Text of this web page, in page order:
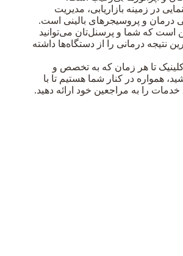
در زمینه بازاریابی، مدیریت
درمان و پروسیجرهای بالینی است.
است که شما و پرسنل‌تان می‌توانید
نتیجه درمانی را از دستگاه‌ها داشته
کلینیک تا هر زمان که به تخصص و
همواره در کنار شما هستیم تا با
خدمات را به مراجعین خود ارائه دهید.